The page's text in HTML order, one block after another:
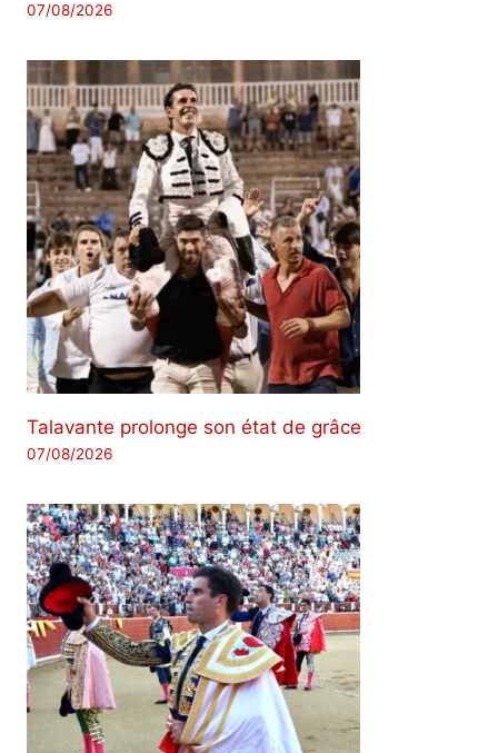
07/08/2026
Talavante prolonge son état de grâce
07/08/2026